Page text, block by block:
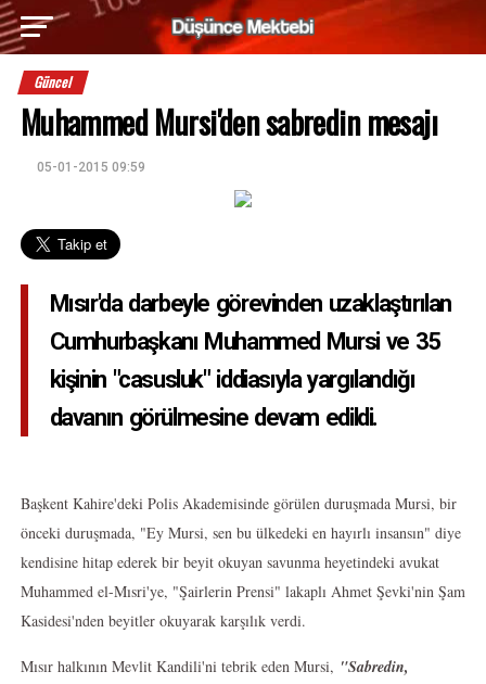
Güncel
Muhammed Mursi'den sabredin mesajı
05-01-2015 09:59
Mısır'da darbeyle görevinden uzaklaştırılan
Cumhurbaşkanı Muhammed Mursi ve 35
kişinin "casusluk" iddiasıyla yargılandığı
davanın görülmesine devam edildi.
Başkent Kahire'deki Polis Akademisinde görülen duruşmada Mursi, bir
önceki duruşmada, "Ey Mursi, sen bu ülkedeki en hayırlı insansın" diye
kendisine hitap ederek bir beyit okuyan savunma heyetindeki avukat
Muhammed el-Mısri'ye, "Şairlerin Prensi" lakaplı Ahmet Şevki'nin Şam
Kasidesi'nden beyitler okuyarak karşılık verdi.
Mısır halkının Mevlit Kandili'ni tebrik eden Mursi, "Sabredin,